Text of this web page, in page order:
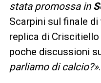
stata promossa in
Scarpini sul finale
replica di
poche discussioni
parliamo di calcio?».